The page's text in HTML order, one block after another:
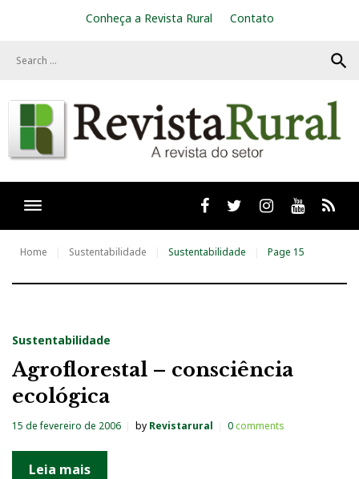
Conheça a Revista Rural Contato
search
Facebooktwitter Instagram
Youtube
Home Sustentabilidade Sustentabilidade Page 15
C
a
t
e
g
o
Sustentabilidade
Agroflorestal – consciência
ecológica
15 de fevereiro de 2006 by Revistarural 0comments
Leia mais